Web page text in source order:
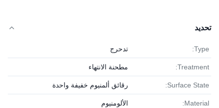
تحديد
Type: تدحرج
Treatment: مطحنة الانتهاء
Surface State: رقائق ألمنيوم خفيفة واحدة
Material: الألومنيوم